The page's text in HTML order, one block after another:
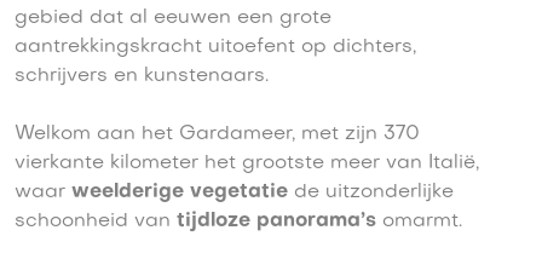
gebied dat al eeuwen een grote
aantrekkingskracht uitoefent op dichters,
schrijvers en kunstenaars.
Welkom aan het Gardameer, met zijn 370
vierkante kilometer het grootste meer van Italië,
waar weelderige vegetatie de uitzonderlijke
schoonheid van tijdloze panorama’s omarmt.